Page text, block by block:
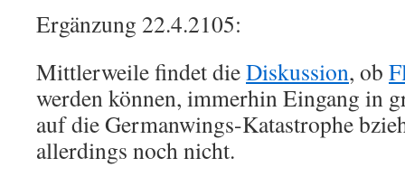
Ergänzung 22.4.2105:
Mittlerweile findet dieDiskussion, ob
werden können, immerhin Eingang in
auf die Germanwings-Katastrophe
allerdings noch nicht.